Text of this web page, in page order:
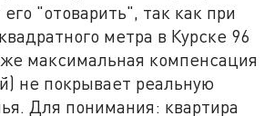
"отоварить", так как при
метра в Курске 96
максимальная компенсация
не покрывает реальную
Для понимания: квартира